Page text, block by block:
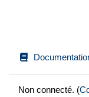
Non connecté. (